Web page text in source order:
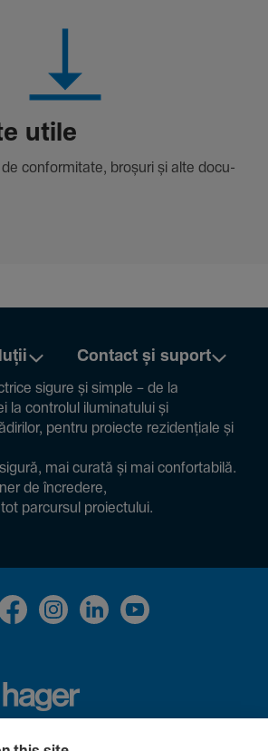
utile
de conformitate, broșuri și alte docu­
Contact și suport
sigure și simple – de la
la controlul ilumi­na­tului și
pentru proiecte rezi­den­țiale și
mai curată și mai confor­ta­bilă.
de încre­dere,
parcursul proiec­tului.